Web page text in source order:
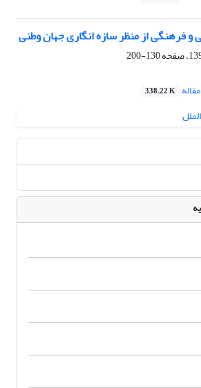
و فرهنگی از منظر سازه انگاری جهان وطنی
130-200
338.22 K